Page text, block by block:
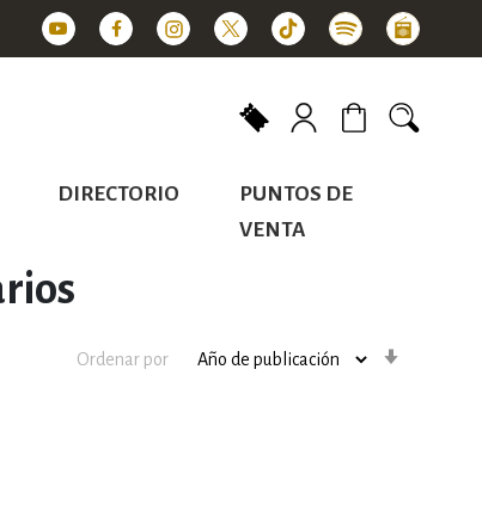
DIRECTORIO
PUNTOS DE
VENTA
Ordenar por